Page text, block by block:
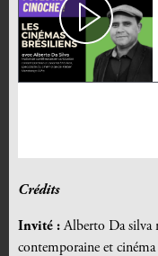
Crédits
Invité :Alberto Da silva
contemporaine et